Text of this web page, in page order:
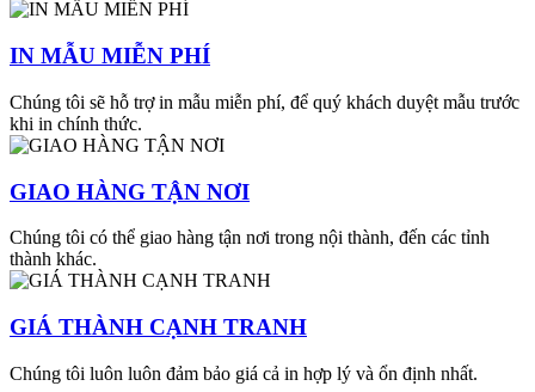
IN MẪU MIỄN PHÍ
Chúng tôi sẽ hỗ trợ in mẫu miễn phí, để quý khách duyệt mẫu trước
khi in chính thức.
GIAO HÀNG TẬN NƠI
Chúng tôi có thể giao hàng tận nơi trong nội thành, đến các tỉnh
thành khác.
GIÁ THÀNH CẠNH TRANH
Chúng tôi luôn luôn đảm bảo giá cả in hợp lý và ổn định nhất.